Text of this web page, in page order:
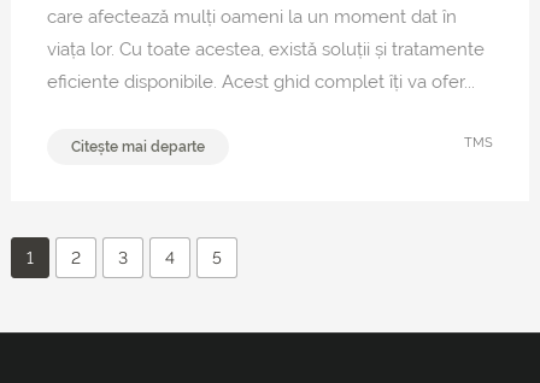
care afectează mulți oameni la un moment dat în
viața lor. Cu toate acestea, există soluții și tratamente
eficiente disponibile. Acest ghid complet îți va ofer...
Citește mai departe TMS
1 2 3 4 5